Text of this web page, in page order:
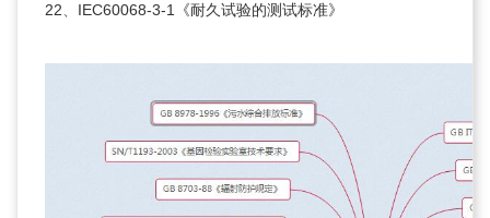
22
IEC60068-3-1《耐久试验的测试标准》